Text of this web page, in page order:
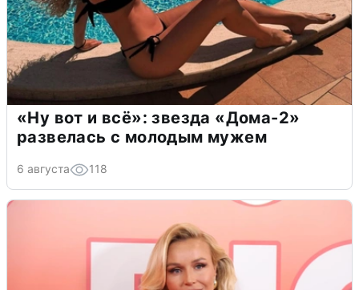
«Ну вот и всё»: звезда «Дома-2»
развелась с молодым мужем
6 августа 118